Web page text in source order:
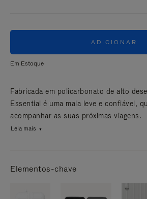
ADICIONAR
Em Estoque
Fabricada em policarbonato de alto
Essential é uma mala leve e confiável,
acompanhar as suas próximas viagens.
Leia mais
Elementos-chave